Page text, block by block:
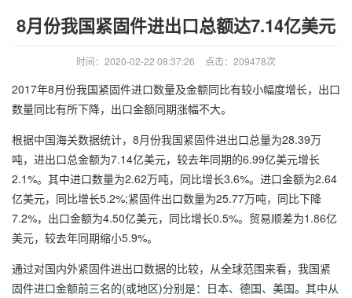
8月份我国紧固件进出口总额达7.14亿美元
时间：2020-02-22 08:37:26 点击：209478次
2017年8月份我国紧固件进口数量及金额同比有较小幅度增长，出口
数量同比有所下降，出口金额同期涨幅不大。
根据中国海关数据统计，8月份我国紧固件进出口总量为28.39万
吨，进出口总金额为7.14亿美元，较去年同期的6.99亿美元增长
2.1%。其中进口数量为2.62万吨，同比增长3.6%。进口金额为2.64
亿美元，同比增长5.2%;紧固件出口数量为25.77万吨，同比下降
7.2%，出口金额为4.50亿美元，同比增长0.5%。贸易顺差为1.86亿
美元，较去年同期缩小5.9%。
通过对国内外紧固件进出口数据的比较，从全球范围来看，我国紧
固件进口金额前三名的(或地区)分别是：日本、德国、美国。其中从